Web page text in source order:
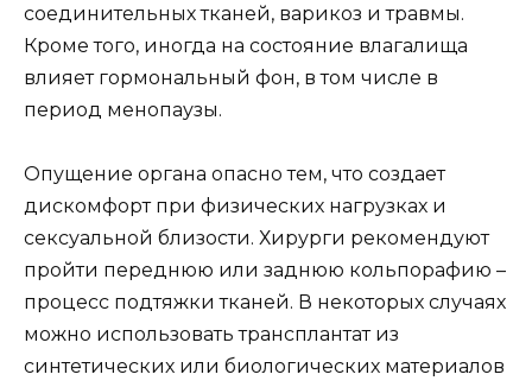
соединительных тканей, варикоз и травмы.
Кроме того, иногда на состояние влагалища
влияет гормональный фон, в том числе в
период менопаузы.
Опущение органа опасно тем, что создает
дискомфорт при физических нагрузках и
сексуальной близости. Хирурги рекомендуют
пройти переднюю или заднюю кольпорафию –
процесс подтяжки тканей. В некоторых случаях
можно использовать трансплантат из
синтетических или биологических материалов